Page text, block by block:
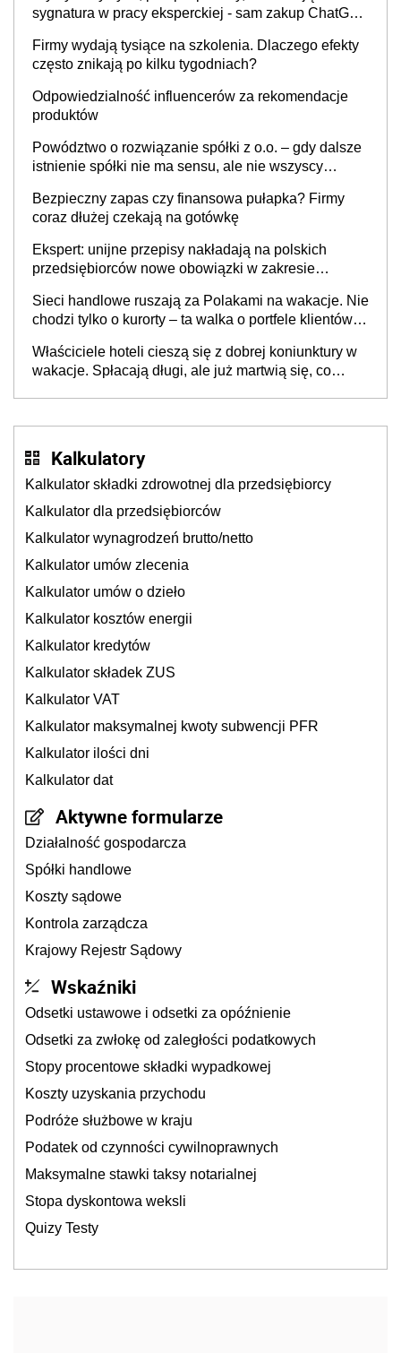
sygnatura w pracy eksperckiej - sam zakup ChatGPT
Firmy wydają tysiące na szkolenia. Dlaczego efekty
często znikają po kilku tygodniach?
Odpowiedzialność influencerów za rekomendacje
produktów
Powództwo o rozwiązanie spółki z o.o. – gdy dalsze
istnienie spółki nie ma sensu, ale nie wszyscy
Bezpieczny zapas czy finansowa pułapka? Firmy
coraz dłużej czekają na gotówkę
Ekspert: unijne przepisy nakładają na polskich
przedsiębiorców nowe obowiązki w zakresie
Sieci handlowe ruszają za Polakami na wakacje. Nie
chodzi tylko o kurorty – ta walka o portfele klientów
cichu
Właściciele hoteli cieszą się z dobrej koniunktury w
wakacje. Spłacają długi, ale już martwią się, co
Kalkulatory
Kalkulator składki zdrowotnej dla przedsiębiorcy
Kalkulator dla przedsiębiorców
Kalkulator wynagrodzeń brutto/netto
Kalkulator umów zlecenia
Kalkulator umów o dzieło
Kalkulator kosztów energii
Kalkulator kredytów
Kalkulator składek ZUS
Kalkulator VAT
Kalkulator maksymalnej kwoty subwencji PFR
Kalkulator ilości dni
Kalkulator dat
Aktywne formularze
Działalność gospodarcza
Spółki handlowe
Koszty sądowe
Kontrola zarządcza
Krajowy Rejestr Sądowy
Wskaźniki
Odsetki ustawowe i odsetki za opóźnienie
Odsetki za zwłokę od zaległości podatkowych
Stopy procentowe składki wypadkowej
Koszty uzyskania przychodu
Podróże służbowe w kraju
Podatek od czynności cywilnoprawnych
Maksymalne stawki taksy notarialnej
Stopa dyskontowa weksli
Quizy Testy